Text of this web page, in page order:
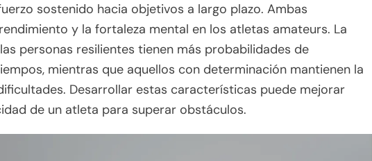
sostenido hacia objetivos a largo plazo. Ambas
y la fortaleza mental en los atletas amateurs. La
personas resilientes tienen más probabilidades de
mientras que aquellos con determinación mantienen la
Desarrollar estas características puede mejorar
de un atleta para superar obstáculos.